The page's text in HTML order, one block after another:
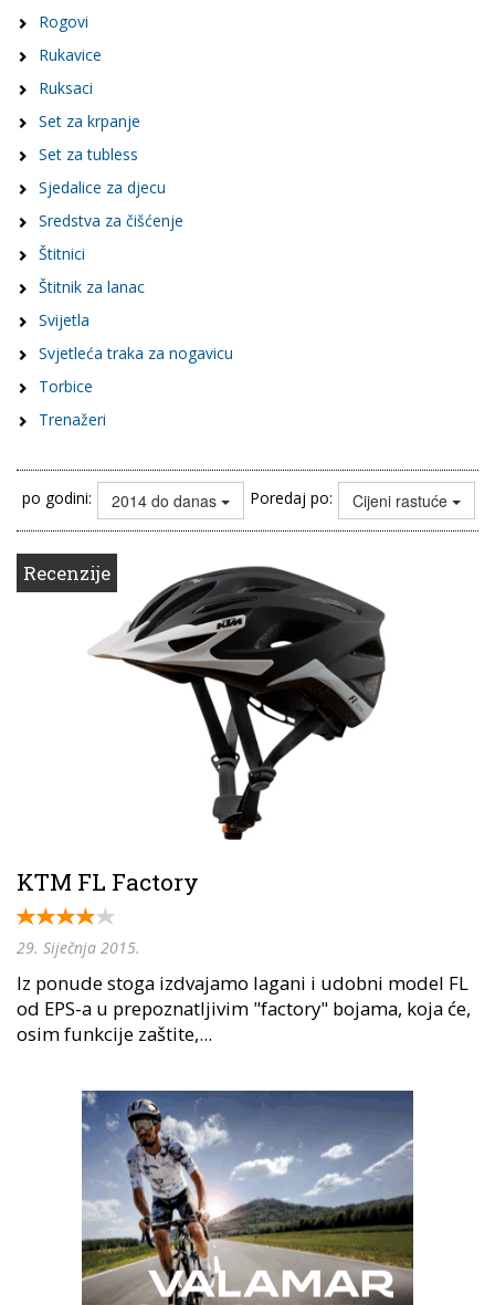
Rogovi
Rukavice
Ruksaci
Set za krpanje
Set za tubless
Sjedalice za djecu
Sredstva za čišćenje
Štitnici
Štitnik za lanac
Svijetla
Svjetleća traka za nogavicu
Torbice
Trenažeri
po godini: 2014 do danas Poredaj po: Cijeni rastuće
Recenzije
KTM FL Factory
29. Siječnja 2015.
Iz ponude stoga izdvajamo lagani i udobni model FL
od EPS-a u prepoznatljivim "factory" bojama, koja će,
osim funkcije zaštite,...